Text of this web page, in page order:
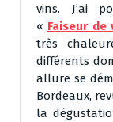
vins. J’ai
« Faiseur de
très
différents
allure se
Bordeaux,
la